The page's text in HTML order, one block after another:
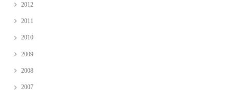
2012
2011
2010
2009
2008
2007